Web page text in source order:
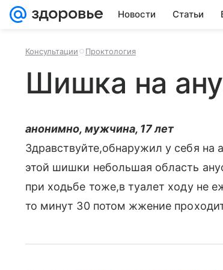
Новости Статьи
Консультации Проктология
Шишка на
анонимно, мужчина, 17 лет
Здравствуйте,обнаружил у себя
этой шишки небольшая область
при ходьбе тоже,в туалет ходу не
то минут 30 потом жжение